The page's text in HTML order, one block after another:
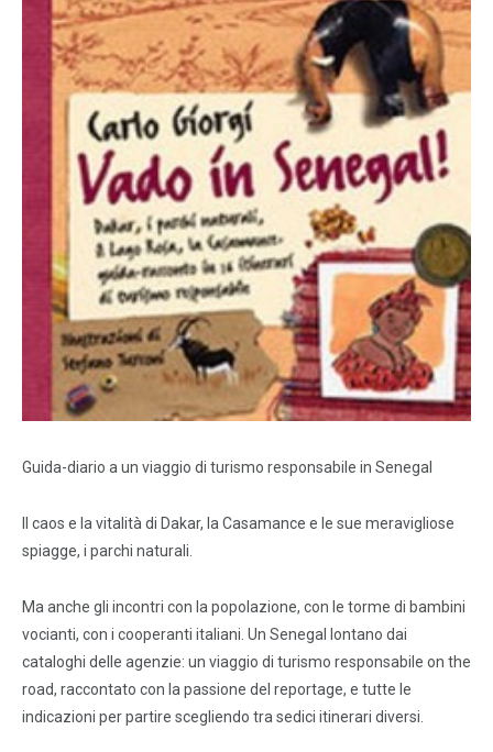
Guida-diario a un viaggio di turismo responsabile in Senegal
Il caos e la vitalità di Dakar, la Casamance e le sue meravigliose
spiagge, i parchi naturali.
Ma anche gli incontri con la popolazione, con le torme di bambini
vocianti, con i cooperanti italiani. Un Senegal lontano dai
cataloghi delle agenzie: un viaggio di turismo responsabile on the
road, raccontato con la passione del reportage, e tutte le
indicazioni per partire scegliendo tra sedici itinerari diversi.